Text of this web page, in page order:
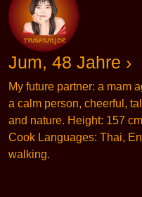
Jum, 48 Jahre ›
My future partner: a mam
a calm person, cheerful,
and nature. Height: 157
Cook Languages: Thai,
walking.